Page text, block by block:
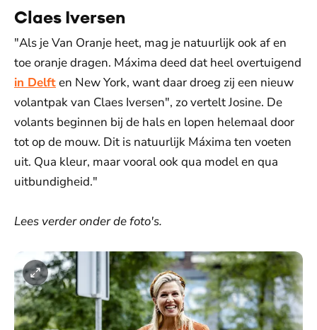
Claes Iversen
"Als je Van Oranje heet, mag je natuurlijk ook af en
toe oranje dragen. Máxima deed dat heel overtuigend
in Delften New York, want daar droeg zij een nieuw
volantpak van Claes Iversen", zo vertelt Josine. De
volants beginnen bij de hals en lopen helemaal door
tot op de mouw. Dit is natuurlijk Máxima ten voeten
uit. Qua kleur, maar vooral ook qua model en qua
uitbundigheid."
Lees verder onder de foto's.